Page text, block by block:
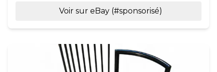
Voir sur eBay (#sponsorisé)